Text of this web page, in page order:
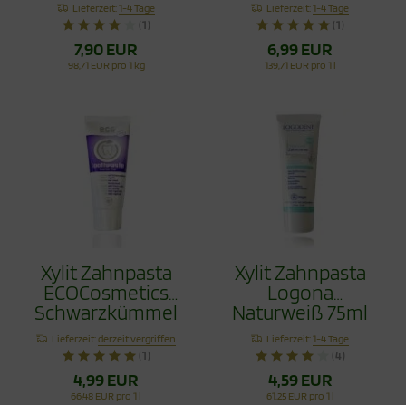
Lieferzeit:1-4 Tage
(1)
7,90 EUR
98,71 EUR pro 1 kg
Fluoridfrei 75ml
Lieferzeit:1-4 Tage
(1)
6,99 EUR
139,71 EUR pro 1 l
Xylit Zahnpasta
ECOCosmetics
Schwarzkümmel
Fluoridfrei 75ml
Lieferzeit:derzeit vergriffen
(1)
4,99 EUR
66,48 EUR pro 1 l
Xylit Zahnpasta
Logona
Naturweiß 75ml
Lieferzeit:1-4 Tage
(4)
4,59 EUR
61,25 EUR pro 1 l